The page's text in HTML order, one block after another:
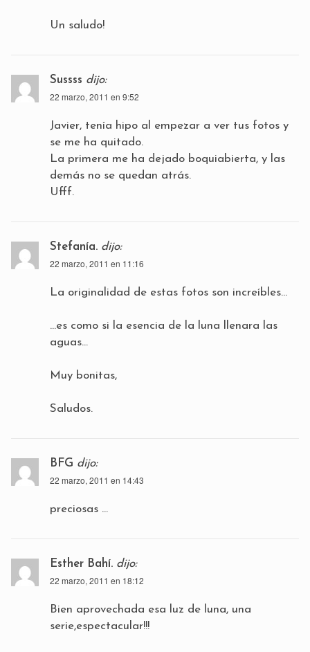
Un saludo!
Sussss dijo:
22 marzo, 2011 en 9:52
Javier, tenía hipo al empezar a ver tus fotos y
se me ha quitado.
La primera me ha dejado boquiabierta, y las
demás no se quedan atrás.
Ufff.
Stefanía. dijo:
22 marzo, 2011 en 11:16
La originalidad de estas fotos son increíbles…
…es como si la esencia de la luna llenara las
aguas…
Muy bonitas,
Saludos.
BFG dijo:
22 marzo, 2011 en 14:43
preciosas …
Esther Bahí. dijo:
22 marzo, 2011 en 18:12
Bien aprovechada esa luz de luna, una
serie,espectacular!!!